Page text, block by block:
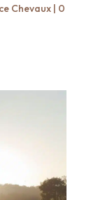
Chevaux| 0